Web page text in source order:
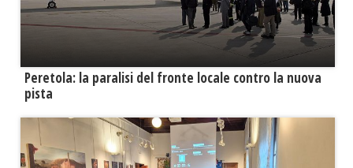
Peretola: la paralisi del fronte locale contro la nuova
pista